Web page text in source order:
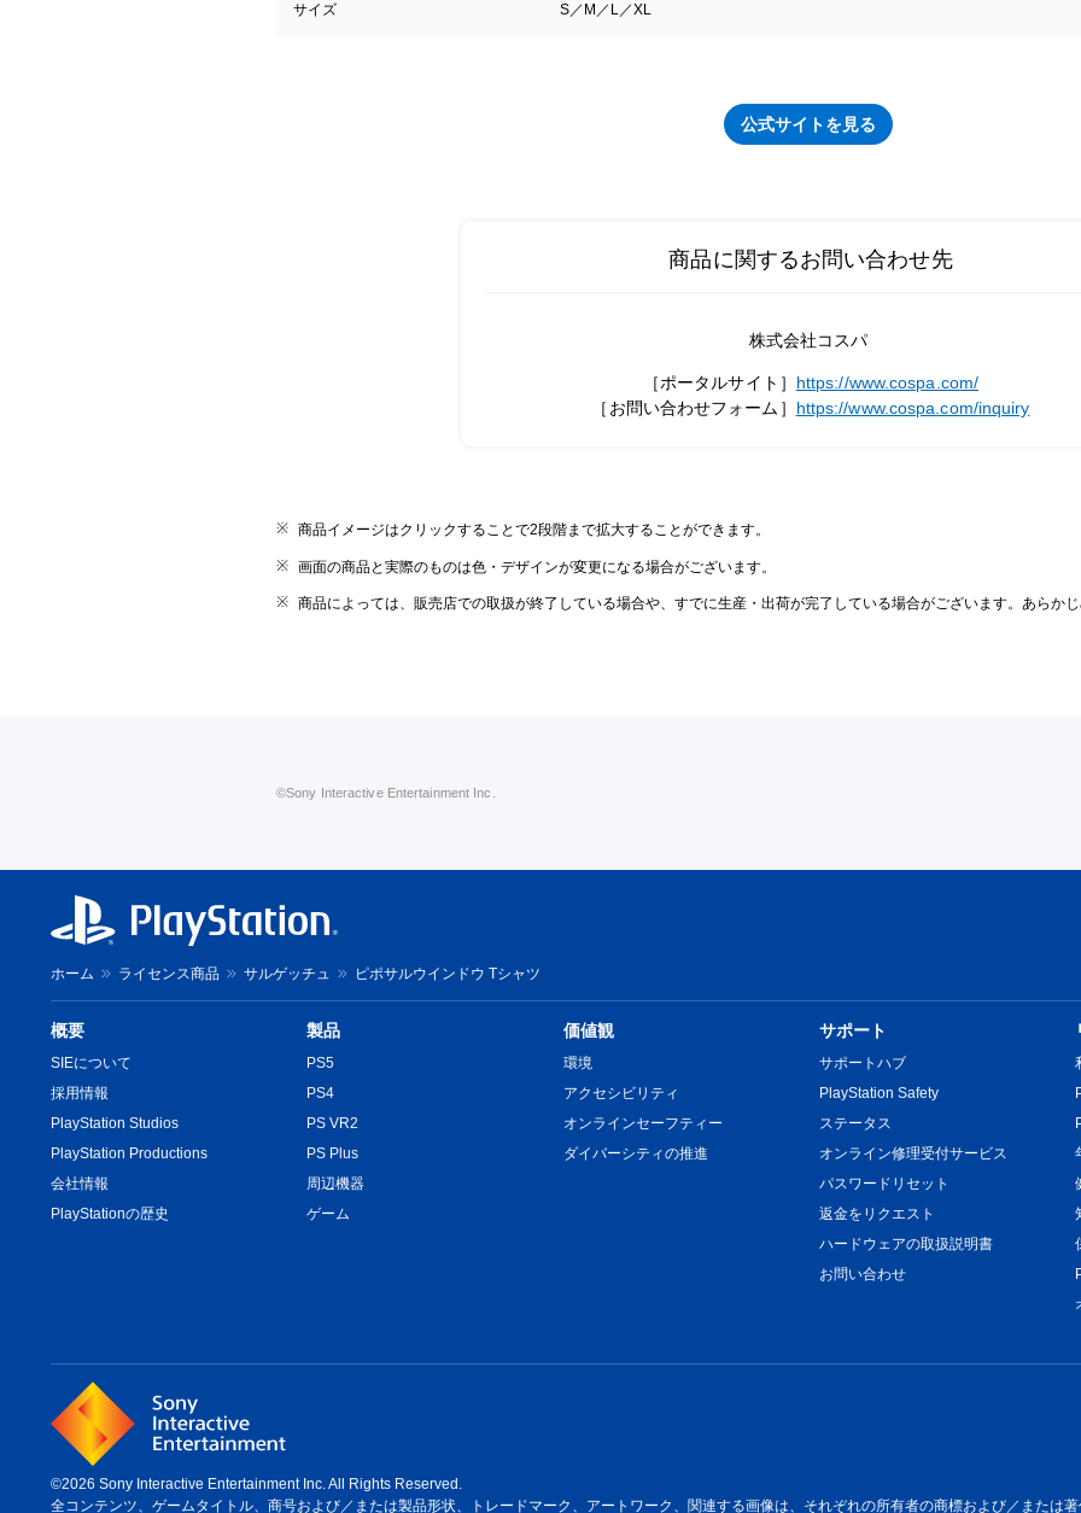
サイズ S／M／L／XL
公式サイトを見る
商品に関するお問い合わせ先
株式会社コスパ
［ポータルサイト］ https://www.cospa.com/
［お問い合わせフォーム］ https://www.cospa.com/inquiry
商品イメージはクリックすることで2段階まで拡大することができます。
画面の商品と実際のものは色・デザインが変更になる場合がございます。
商品によっては、販売店での取扱が終了している場合や、すでに生産・出荷が完了している場合がございます。あらかじ
©Sony Interactive Entertainment Inc.
ホーム ライセンス商品 サルゲッチュ ピポサルウインドウ Tシャツ
概要
SIEについて
採用情報
PlayStation Studios
PlayStation Productions
会社情報
PlayStationの歴史
製品
PS5
PS4
PS VR2
PS Plus
周辺機器
ゲーム
価値観
環境
アクセシビリティ
オンラインセーフティー
ダイバーシティの推進
サポート
サポートハブ
PlayStation Safety
ステータス
オンライン修理受付サービス
パスワードリセット
返金をリクエスト
ハードウェアの取扱説明書
お問い合わせ
©2026 Sony Interactive Entertainment Inc. All Rights Reserved.
全コンテンツ、ゲームタイトル、商号および／または製品形状、トレードマーク、アートワーク、関連する画像は、それぞれの所有者の商標および／または